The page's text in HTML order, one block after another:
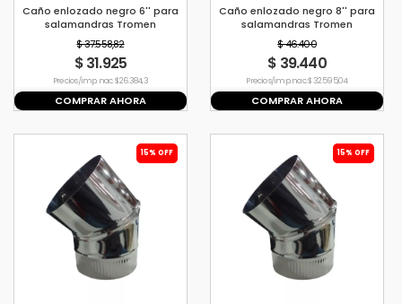
Caño enlozado negro 6'' para
salamandras Tromen
$ 37.558,82
$ 31.925
Precio s/imp. nac. $ 26.384,3
COMPRAR AHORA
Caño enlozado negro 8'' para
salamandras Tromen
$ 46.400
$ 39.440
Precio s/imp. nac. $ 32.595,04
COMPRAR AHORA
15% OFF 15% OFF